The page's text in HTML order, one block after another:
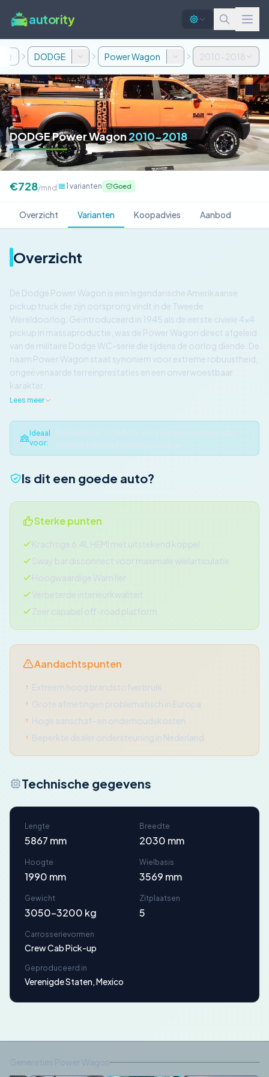
autority
DODGE Power Wagon 2010-2018
DODGE Power Wagon 2010-2018
DS
€728/mnd 1 varianten Goed
Overzicht Varianten Koopadvies Aanbod
Overzicht
De Dodge Power Wagon is een legendarische Amerikaanse
pickup truck die zijn oorsprong vindt in de Tweede
Wereldoorlog. Geïntroduceerd in 1945 als de eerste civiele 4x4
pickup in massaproductie, was de Power Wagon direct afgeleid
van de militaire Dodge WC-serie die tijdens de oorlog diende. De
naam Power Wagon staat synoniem voor extreme robuustheid,
ongeëvenaarde terreinprestaties en een onverwoestbaar
karakter.
Lees meer
Ideaal
voor:
Is dit een goede auto?
Sterke punten
Krachtige 6.4L HEMI met uitstekend koppel
Sway bar disconnect voor maximale wielarticulatie
Hoogwaardige Warn lier
Verbeterde interieurkwaliteit
Zeer capabel off-road platform
Aandachtspunten
Extreem hoog brandstofverbruik
Grote afmetingen problematisch in Europa
Hoge aanschaf- en onderhoudskosten
Beperkte dealer ondersteuning in Nederland
Technische gegevens
Lengte
5867 mm
Breedte
2030 mm
Hoogte
1990 mm
Wielbasis
3569 mm
Gewicht
3050-3200 kg
Zitplaatsen
5
Carrosserievormen
Crew Cab Pick-up
Geproduceerd in
Verenigde Staten, Mexico